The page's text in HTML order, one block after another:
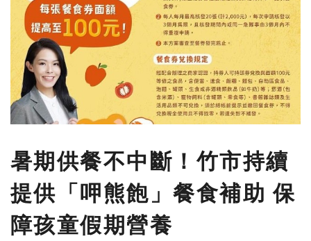
登入
刊登
暑期供餐不中斷！竹市持續
提供「呷熊飽」餐食補助 保
障孩童假期營養